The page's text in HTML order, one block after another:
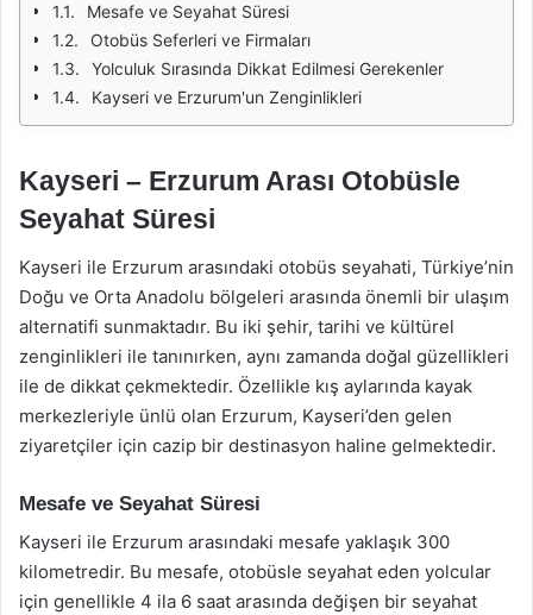
Mesafe ve Seyahat Süresi
Otobüs Seferleri ve Firmaları
Yolculuk Sırasında Dikkat Edilmesi Gerekenler
Kayseri ve Erzurum'un Zenginlikleri
Kayseri – Erzurum Arası Otobüsle
Seyahat Süresi
Kayseri ile Erzurum arasındaki otobüs seyahati, Türkiye’nin
Doğu ve Orta Anadolu bölgeleri arasında önemli bir ulaşım
alternatifi sunmaktadır. Bu iki şehir, tarihi ve kültürel
zenginlikleri ile tanınırken, aynı zamanda doğal güzellikleri
ile de dikkat çekmektedir. Özellikle kış aylarında kayak
merkezleriyle ünlü olan Erzurum, Kayseri’den gelen
ziyaretçiler için cazip bir destinasyon haline gelmektedir.
Mesafe ve Seyahat Süresi
Kayseri ile Erzurum arasındaki mesafe yaklaşık 300
kilometredir. Bu mesafe, otobüsle seyahat eden yolcular
için genellikle 4 ila 6 saat arasında değişen bir seyahat